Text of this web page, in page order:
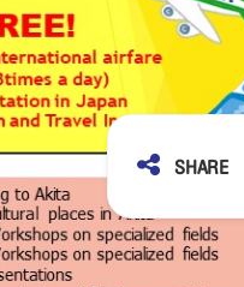
SHARE